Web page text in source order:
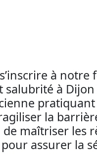
à notre
salubrité à Dijon
la
de maîtriser les
pour assurer la